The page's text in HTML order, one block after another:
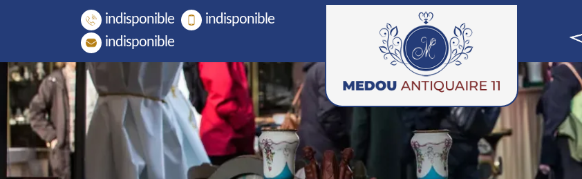
indisponible
indisponible
indisponible